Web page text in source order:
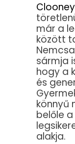
Clooney
már a
között
sármja
hogy a
és
könnyű
belőle
alakja.